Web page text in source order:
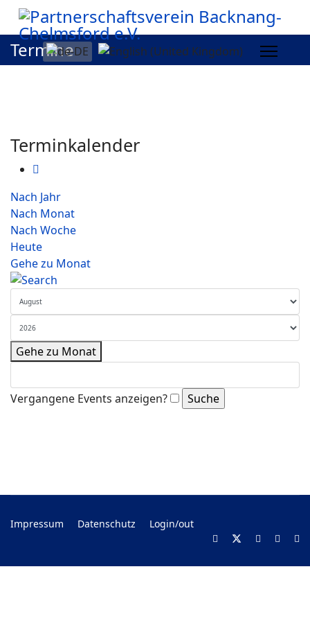
Termine
Terminkalender
Nach Jahr
Nach Monat
Nach Woche
Heute
Gehe zu Monat
Gehe zu Monat
Vergangene Events anzeigen?
Impressum Datenschutz Login/out